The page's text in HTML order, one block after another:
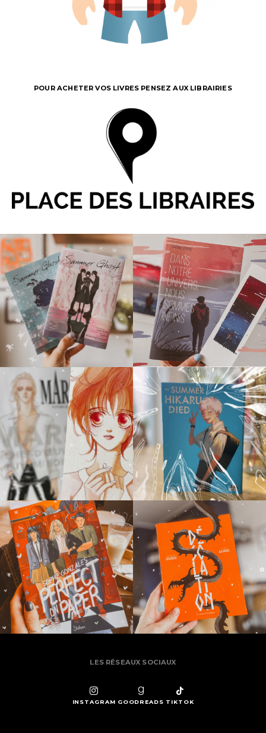
POUR ACHETER VOS LIVRES PENSEZ AUX LIBRAIRIES
LES RÉSEAUX SOCIAUX
INSTAGRAM GOODREADS TIKTOK